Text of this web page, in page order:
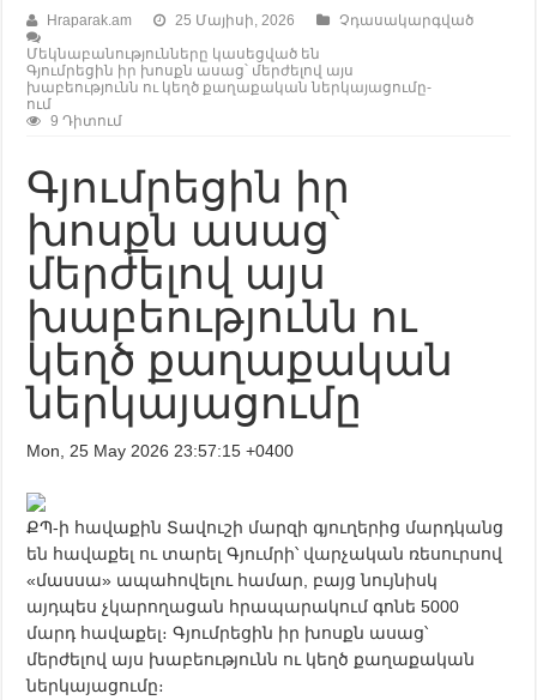
Hraparak.am 25 Մայիսի, 2026
Չդասակարգված
Մեկնաբանությունները կասեցված են
Գյումրեցին իր խոսքն ասաց՝ մերժելով այս
խաբեությունն ու կեղծ քաղաքական ներկայացումը-
ում
9 Դիտում
Գյումրեցին իր
խոսքն ասաց՝
մերժելով այս
խաբեությունն ու
կեղծ քաղաքական
ներկայացումը
Mon, 25 May 2026 23:57:15 +0400
ՔՊ-ի հավաքին Տավուշի մարզի գյուղերից մարդկանց
են հավաքել ու տարել Գյումրի՝ վարչական ռեսուրսով
«մասսա» ապահովելու համար, բայց նույնիսկ
այդպես չկարողացան հրապարակում գոնե 5000
մարդ հավաքել։ Գյումրեցին իր խոսքն ասաց՝
մերժելով այս խաբեությունն ու կեղծ քաղաքական
ներկայացումը։